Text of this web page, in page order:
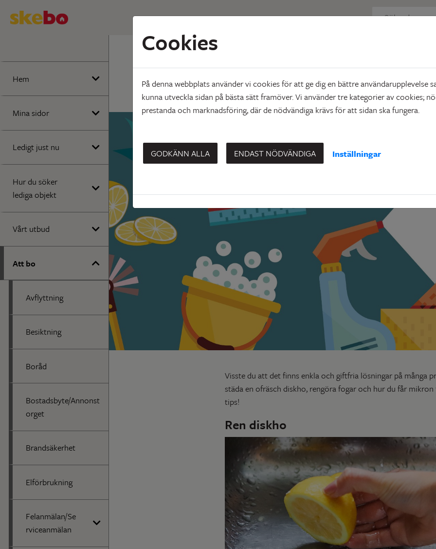
Hem
Mina sidor
Ledigt just nu
Hur du söker
lediga objekt
Vårt utbud
Att bo
Avflyttning
Besiktning
Boråd
Bostadsbyte/Annonst
orget
Brandsäkerhet
Elförbrukning
Felanmälan/Se
rviceanmälan
Hem Att bo
Smarta lösningar på vanliga
Visste du att det finns enkla och giftfria lösningar på många
städa en ofräsch diskho, rengöra fogar och hur du får
tips!
Ren diskho
Cookies
På denna webbplats använder vi cookies för att ge dig en bättre användarupplevelse
kunna utveckla sidan på bästa sätt framöver. Vi använder tre kategorier av cookies;
prestanda och marknadsföring, där de nödvändiga krävs för att sidan ska fungera.
GODKÄNN ALLA ENDAST NÖDVÄNDIGA Inställningar